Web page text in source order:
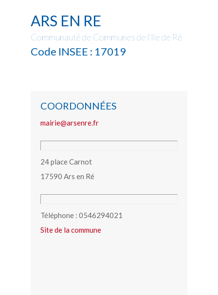
ARS EN RE
Communauté de Communes de l’Ile de Ré
Code INSEE : 17019
COORDONNÉES
mairie@arsenre.fr
24 place Carnot
17590 Ars en Ré
Téléphone : 0546294021
Site de la commune